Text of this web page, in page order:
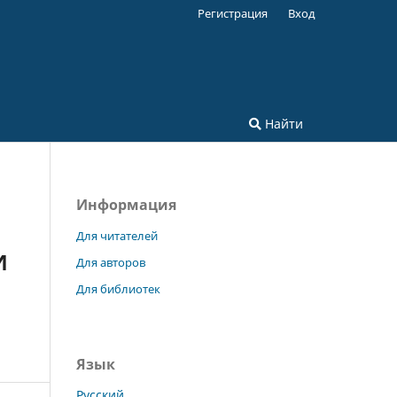
Найти
Регистрация Вход
Информация
Для читателей
Для авторов
Для библиотек
Язык